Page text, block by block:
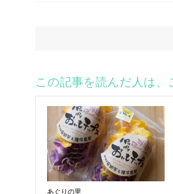
この記事を読んだ人は、
あぐりの里